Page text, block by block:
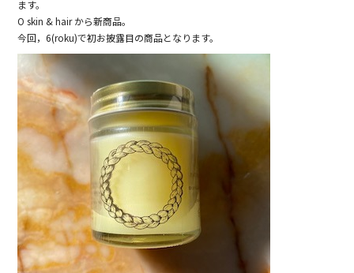
ます。
O skin & hair から新商品。
今回，6(roku)で初お披露目の商品となります。